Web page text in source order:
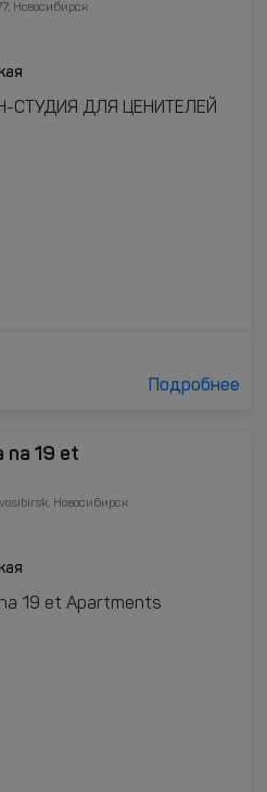
Новосибирск
Подробнее
na 19 et
Новосибирск